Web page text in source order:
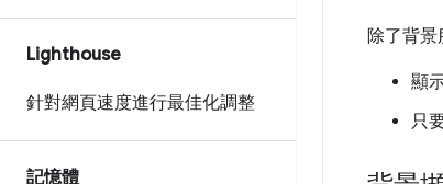
Lighthouse
針對網頁速度進行最佳化調整
記憶體
除了背景
顯
只